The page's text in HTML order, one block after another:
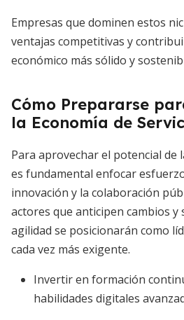
Empresas que dominen estos
ventajas competitivas y
económico más sólido y
Cómo Prepararse
la Economía de
Para aprovechar el potencial de
es fundamental enfocar
innovación y la colaboración
actores que anticipen cambios y
agilidad se posicionarán como
cada vez más exigente.
Invertir en formación
habilidades digitales